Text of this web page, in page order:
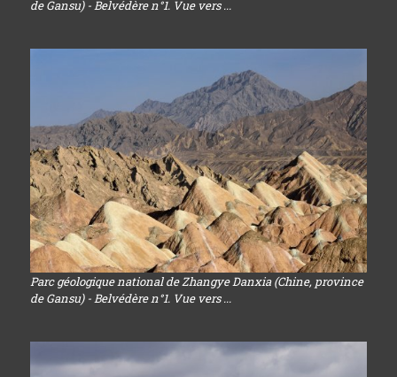
de Gansu) - Belvédère n°1. Vue vers ...
Parc géologique national de Zhangye Danxia (Chine, province
de Gansu) - Belvédère n°1. Vue vers ...